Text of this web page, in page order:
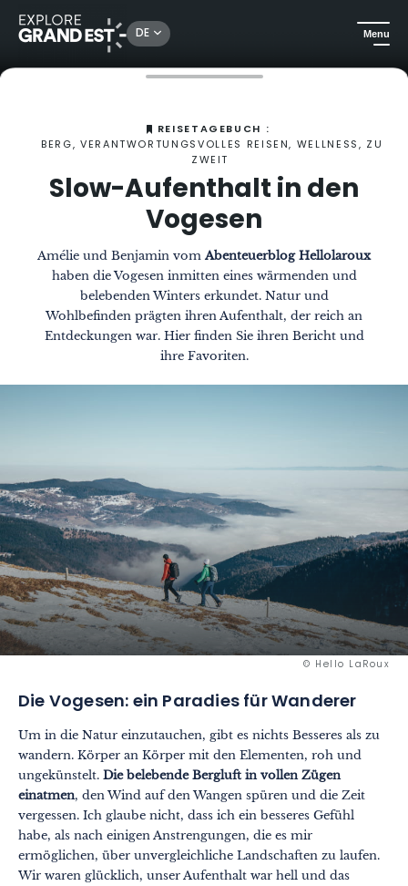
DE Menu
Sehenswertes in der Region Grand Est Slow-Aufenthalt in den Vogesen
REISETAGEBUCH :
BERG, VERANTWORTUNGSVOLLES REISEN, WELLNESS, ZU
ZWEIT
Slow-Aufenthalt in den
Vogesen
Amélie und Benjamin vom Abenteuerblog Hellolaroux
haben die Vogesen inmitten eines wärmenden und
belebenden Winters erkundet. Natur und
Wohlbefinden prägten ihren Aufenthalt, der reich an
Entdeckungen war. Hier finden Sie ihren Bericht und
ihre Favoriten.
© Hello LaRoux
Die Vogesen: ein Paradies für Wanderer
Um in die Natur einzutauchen, gibt es nichts Besseres als zu
wandern. Körper an Körper mit den Elementen, roh und
ungekünstelt. Die belebende Bergluft in vollen Zügen
einatmen, den Wind auf den Wangen spüren und die Zeit
vergessen. Ich glaube nicht, dass ich ein besseres Gefühl
habe, als nach einigen Anstrengungen, die es mir
ermöglichen, über unvergleichliche Landschaften zu laufen.
Wir waren glücklich, unser Aufenthalt war hell und das